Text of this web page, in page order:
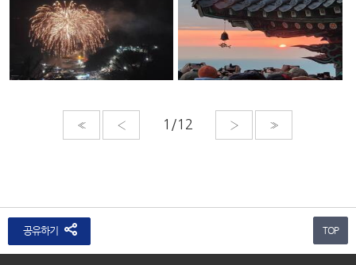
« ‹ › »
공유하기 TOP